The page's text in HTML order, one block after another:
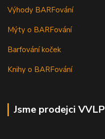
Výhody BARFování
Mýty o BARFování
Barfování koček
Knihy o BARFování
Jsme prodejci VVLP